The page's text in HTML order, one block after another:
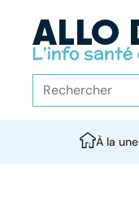
À la une